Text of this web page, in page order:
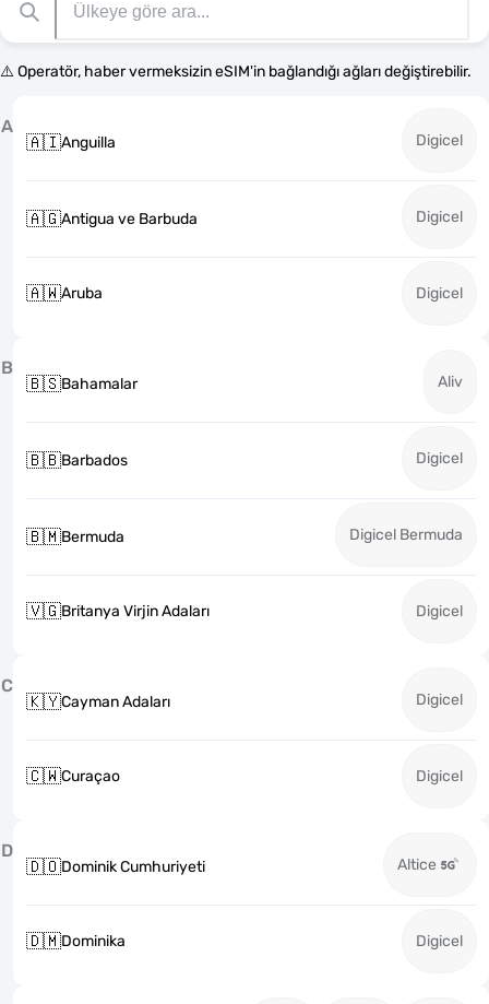
⚠️ Operatör, haber vermeksizin eSIM'in bağlandığı ağları değiştirebilir.
A
🇦🇮Anguilla Digicel
🇦🇬Antigua ve Barbuda Digicel
🇦🇼Aruba Digicel
B
🇧🇸Bahamalar Aliv
🇧🇧Barbados Digicel
🇧🇲Bermuda Digicel Bermuda
🇻🇬Britanya Virjin Adaları Digicel
C
🇰🇾Cayman Adaları Digicel
🇨🇼Curaçao Digicel
D
🇩🇴Dominik Cumhuriyeti Altice
🇩🇲Dominika Digicel